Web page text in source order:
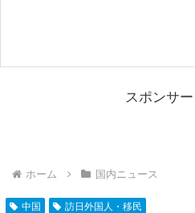
スポンサ
ホーム 国内ニュース
中国 訪日外国人・移民